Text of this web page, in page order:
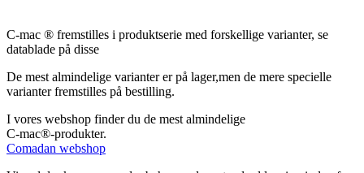
C-mac ® fremstilles i produktserie med forskellige varianter, se
datablade på disse
De mest almindelige varianter er på lager,men de mere specielle
varianter fremstilles på bestilling.
I vores webshop finder du de mest almindelige
C-mac®-produkter.
Comadan webshop